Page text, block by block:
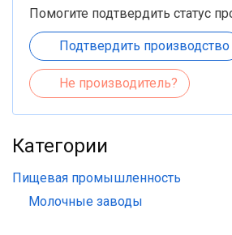
Помогите подтвердить статус
Подтвердить производство
Не производитель?
Категории
Пищевая промышленность
Молочные заводы